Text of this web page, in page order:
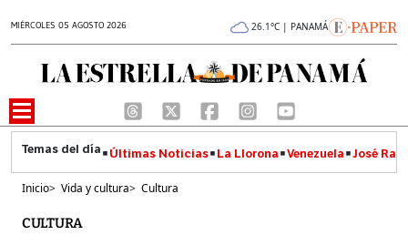
MIÉRCOLES 05 AGOSTO 2026 26.1°C | PANAMÁ
Últimas Noticias La Llorona Venezuela José
Inicio> Vida y cultura> Cultura
CULTURA